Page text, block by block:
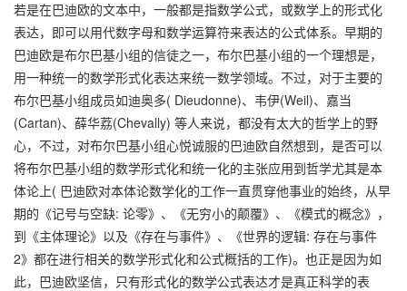
若是在巴迪欧的文本中，一般都是指数学公式，或数学上的形式化
表达，即可以用代数字母和数学运算符来表达的公式体系。早期的
巴迪欧是布尔巴基小组的信徒之一，布尔巴基小组的一个理想是，
用一种统一的数学形式化表达来统一数学领域。不过，对于主要的
布尔巴基小组成员如迪奥多( Dieudonne)、韦伊(Weil)、嘉当
(Cartan)、薛华荔(Chevally) 等人来说，都没有太大的哲学上的野
心，不过，对布尔巴基小组心悦诚服的巴迪欧自然想到，是否可以
将布尔巴基小组的数学形式化和统一化的主张应用到哲学尤其是本
体论上( 巴迪欧对本体论数学化的工作一直贯穿他事业的始终，从早
期的《记号与空缺: 论零》、《无穷小的颠覆》、《模式的概念》，
到《主体理论》以及《存在与事件》、《世界的逻辑: 存在与事件
2》都在进行相关的数学形式化和公式概括的工作)。也正是因为如
此，巴迪欧坚信，只有形式化的数学公式表达才是真正科学的表